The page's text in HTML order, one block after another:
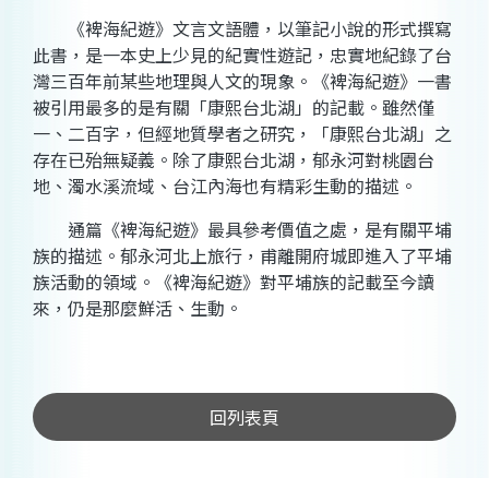
《裨海紀遊》文言文語體，以筆記小說的形式撰寫
此書，是一本史上少見的紀實性遊記，忠實地紀錄了台
灣三百年前某些地理與人文的現象。《裨海紀遊》一書
被引用最多的是有關「康熙台北湖」的記載。雖然僅
一、二百字，但經地質學者之研究，「康熙台北湖」之
存在已殆無疑義。除了康熙台北湖，郁永河對桃園台
地、濁水溪流域、台江內海也有精彩生動的描述。
通篇《裨海紀遊》最具參考價值之處，是有關平埔
族的描述。郁永河北上旅行，甫離開府城即進入了平埔
族活動的領域。《裨海紀遊》對平埔族的記載至今讀
來，仍是那麼鮮活、生動。
回列表頁